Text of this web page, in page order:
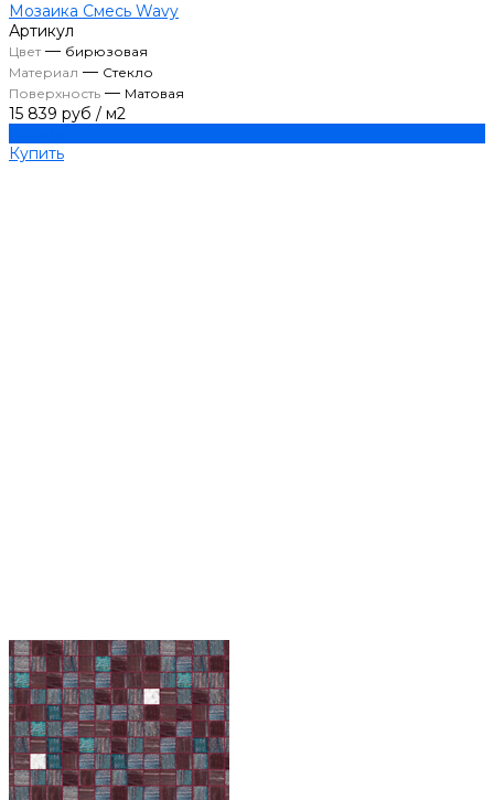
Мозаика Смесь Wavy
Артикул
Цвет— бирюзовая
Материал — Стекло
Поверхность — Матовая
15 839 руб / м2
Купить